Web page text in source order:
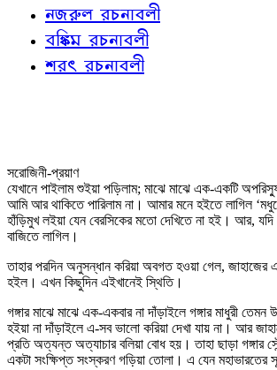
নজরুল রচনাবলী
বঙ্কিম রচনাবলী
শরৎ রচনাবলী
সরোজিনী-প্রয়াণ
যেখানে পাইলাম শুইয়া পড়িলাম; মাঝে মাঝে এক-একটি
আমি আর থাকিতে পারিলাম না। আমার মনে হইতে লাগিল
হাঁড়িমুখ লইয়া যেন বেরসিকের মতো দেখিতে না হই। আর, যদি
বাজিতে লাগিল।
তাহার পরদিন অনুসন্ধান করিয়া অবগত হওয়া গেল, জাহাজের
হইল। এখন কিছুদিন এইখানেই স্থিতি।
গঙ্গার মাঝে মাঝে এক-একবার না দাঁড়াইলে গঙ্গার মাধুরী
হইয়া না দাঁড়াইলে এ-সব ভালো করিয়া দেখা যায় না। আর
প্রতি অত্যন্ত অত্যাচার বলিয়া বোধ হয়। তাহা ছাড়া গঙ্গার
একটা সংক্ষিপ্ত সংস্করণ গড়িয়া তোলা। এ যেন মহাভারতের